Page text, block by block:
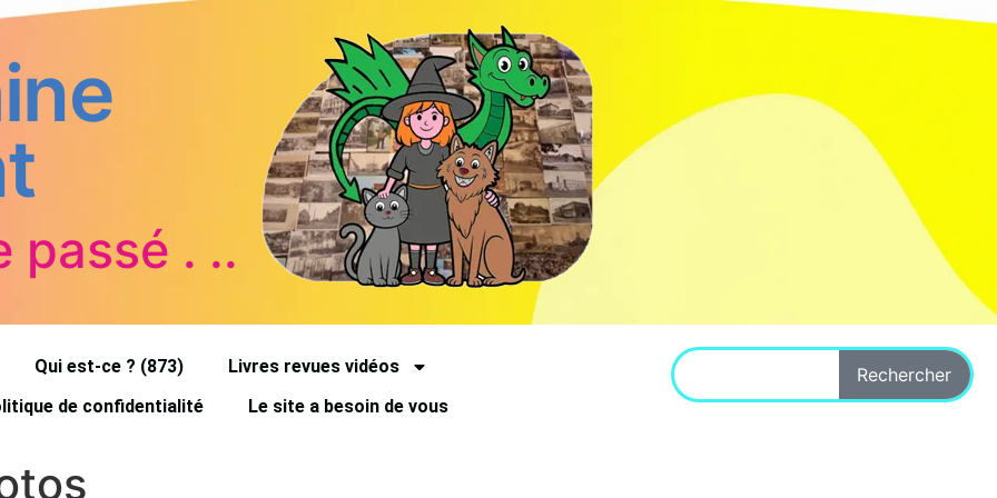
passé . ..
Qui est-ce ? (873)
Livres revues vidéos
de confidentialité
Le site a besoin de vous
Rechercher